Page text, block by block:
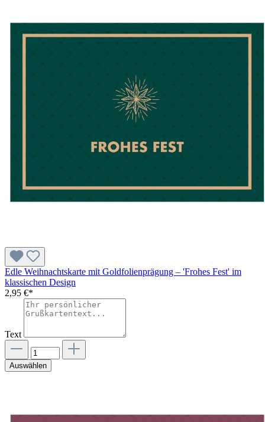
Edle Weihnachtskarte mit Goldfolienprägung – 'Frohes Fest' im
klassischen Design
2,95 €*
Text
Auswählen